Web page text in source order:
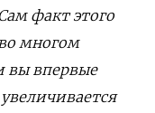
факт этого
многом
вы впервые